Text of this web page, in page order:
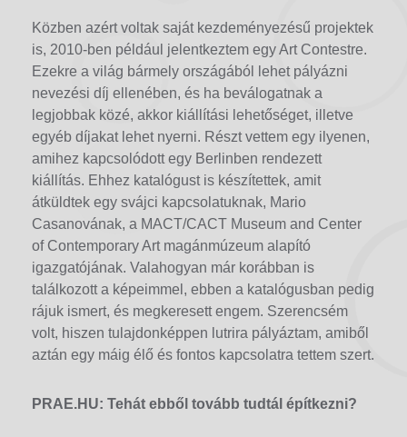
Közben azért voltak saját kezdeményezésű projektek
is, 2010-ben például jelentkeztem egy Art Contestre.
Ezekre a világ bármely országából lehet pályázni
nevezési díj ellenében, és ha beválogatnak a
legjobbak közé, akkor kiállítási lehetőséget, illetve
egyéb díjakat lehet nyerni. Részt vettem egy ilyenen,
amihez kapcsolódott egy Berlinben rendezett
kiállítás. Ehhez katalógust is készítettek, amit
átküldtek egy svájci kapcsolatuknak, Mario
Casanovának, a MACT/CACT Museum and Center
of Contemporary Art magánmúzeum alapító
igazgatójának. Valahogyan már korábban is
találkozott a képeimmel, ebben a katalógusban pedig
rájuk ismert, és megkeresett engem. Szerencsém
volt, hiszen tulajdonképpen lutrira pályáztam, amiből
aztán egy máig élő és fontos kapcsolatra tettem szert.
PRAE.HU: Tehát ebből tovább tudtál építkezni?